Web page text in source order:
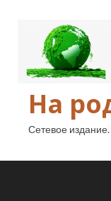
На
Сетевое издание.